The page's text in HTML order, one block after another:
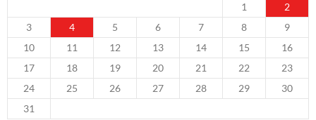
1
2
3
4 5 6 7 8
9
10
11 12 13 14 15
16
17
18 19 20 21 22
23
24
25 26 27 28 29
30
31